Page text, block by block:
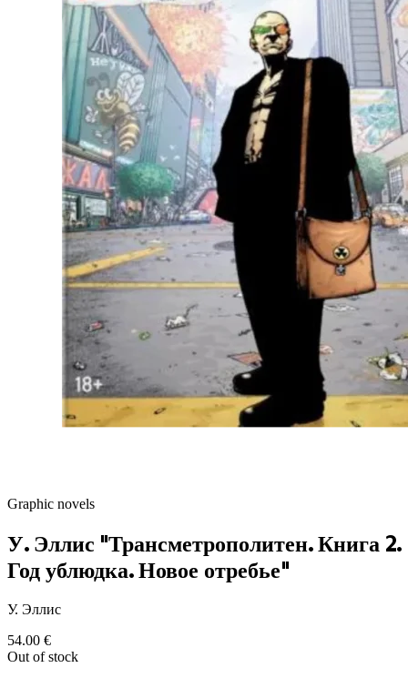
Graphic novels
У. Эллис "Трансметрополитен. Книга 2.
Год ублюдка. Новое отребье"
У. Эллис
54.00 €
Out of stock